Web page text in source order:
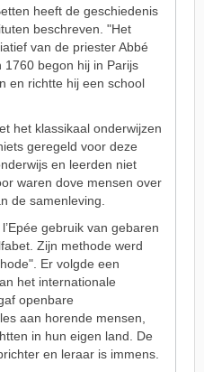
heeft de geschiedenis
beschreven. "Het
van de priester Abbé
1760 begon hij in Parijs
en richtte hij een school
het klassikaal onderwijzen
geregeld voor deze
en leerden niet
waren dove mensen over
de samenleving.
gebruik van gebaren
Zijn methode werd
Er volgde een
het internationale
openbare
aan horende mensen,
in hun eigen land. De
en leraar is immens.